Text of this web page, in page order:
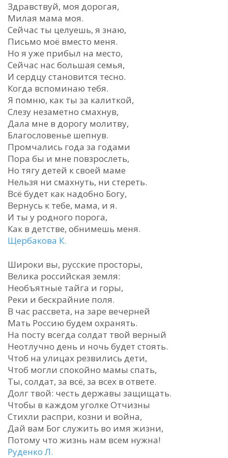
Здравствуй, моя дорогая,
Милая мама моя.
Сейчас ты целуешь, я знаю,
Письмо моё вместо меня.
Но я уже прибыл на место,
Сейчас нас большая семья,
И сердцу становится тесно.
Когда вспоминаю тебя.
Я помню, как ты за калиткой,
Слезу незаметно смахнув,
Дала мне в дорогу молитву,
Благословенье шепнув.
Промчались года за годами
Пора бы и мне повзрослеть,
Но тягу детей к своей маме
Нельзя ни смахнуть, ни стереть.
Всё будет как надобно Богу,
Вернусь к тебе, мама, и я.
И ты у родного порога,
Как в детстве, обнимешь меня.
Щербакова К.
Широки вы, русские просторы,
Велика российская земля:
Необъятные тайга и горы,
Реки и бескрайние поля.
В час рассвета, на заре вечерней
Мать Россию будем охранять.
На посту всегда солдат твой верный
Неотлучно день и ночь будет стоять.
Чтоб на улицах резвились дети,
Чтоб могли спокойно мамы спать,
Ты, солдат, за всё, за всех в ответе.
Долг твой: честь державы защищать.
Чтобы в каждом уголке Отчизны
Стихли распри, козни и война,
Дай вам Бог служить во имя жизни,
Потому что жизнь нам всем нужна!
Руденко Л.